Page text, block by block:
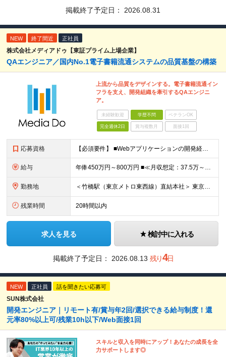
掲載終了予定日： 2026.08.31
NEW 終了間近 正社員
株式会社メディアドゥ【東証プライム上場企業】
QAエンジニア／国内No.1電子書籍流通システムの品質基盤の構築
上流から品質をデザインする。電子書籍流通イン
フラを支え、開発組織を牽引するQAエンジニ
ア。
未経験歓迎 学歴不問 ベテランOK
完全週休2日 賞与複数月 面接1回
応募資格 【必須要件】 ■Webアプリケーションの開発経験（言語・年数不問） または ■Webアプリケーションやビジネスアプリケーションのテスト実務経験（５年以上） ※学歴不問 【こんな方にピッタリです】 ◎
給与 年俸450万円～800万円 ■≪月収想定：37.5万～66.7万円≫ ・担当いただく業務範囲やマネジメントの有無など、役割に応じて決定します ・年俸額を12分割し、毎月支給します ・試用期間3カ月あ
勤務地 ＜竹橋駅（東京メトロ東西線）直結本社＞ 東京都千代田区一ツ橋一丁目1番1号パレスサイドビル5F・8F （変更の範囲）上記を除く当社関連勤務地
残業時間 20時間以内
求人を見る 検討中に入れる
掲載終了予定日： 2026.08.13 残り4日
NEW 正社員 話を聞きたい応募可
SUN株式会社
開発エンジニア｜リモート有/賞与年2回/選択できる給与制度！還
元率80%以上可/残業10h以下/Web面接1回
スキルと収入を同時にアップ！あなたの成長を全
力サポートします◎